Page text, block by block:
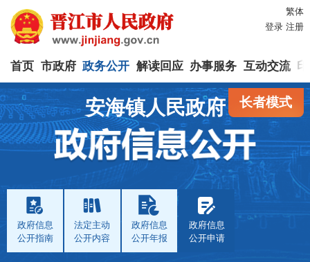
繁体
登录 注册
首页 市政府 政务公开 解读回应 办事服务 互动交流
长者模式
安海镇人民政府
政府信息
公开指南
法定主动
公开内容
政府信息
公开年报
政府信息
公开申请